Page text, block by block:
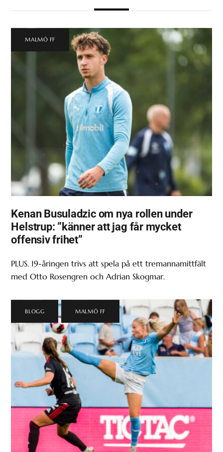
MALMÖ FF
Kenan Busuladzic om nya rollen under
Helstrup: ”känner att jag får mycket
offensiv frihet”
PLUS. 19-åringen trivs att spela på ett tremannamittfält
med Otto Rosengren och Adrian Skogmar.
BLOGG MALMÖ FF